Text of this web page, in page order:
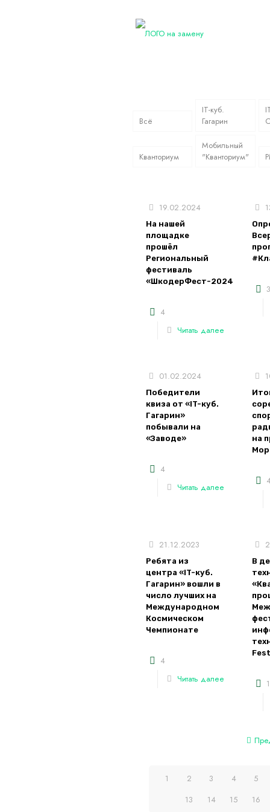
Всё
IT-куб.
Гагарин
Кванториум
Мобильный
"Кванториум"
19.02.2024
На нашей
площадке
прошёл
Региональный
фестиваль
«ШкодерФест-2024»
4
Читать далее
3
01.02.2024
Победители
квиза от «IT-куб.
Гагарин»
побывали на
«Заводе»
4
Читать далее
на
21.12.2023
Ребята из
центра «IT-куб.
Гагарин» вошли в
число лучших на
Международном
Космическом
Чемпионате
4
Читать далее
В
1
1 2 3 4
5
13
14 15 16